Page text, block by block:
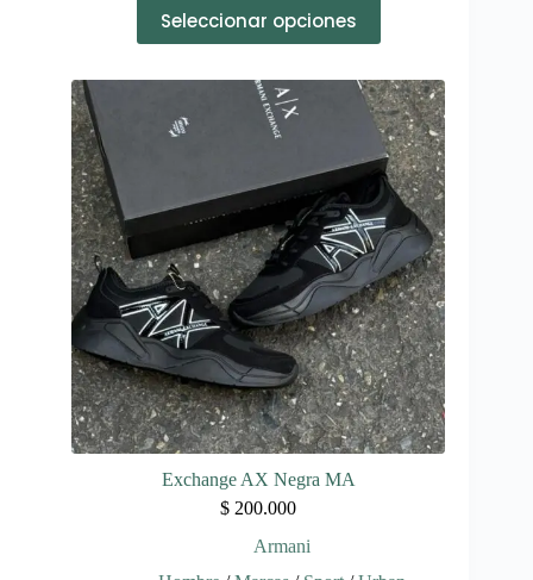
Seleccionar opciones
producto
tiene
variantes.
Las
opciones
pueden
elegir
la
página
de
producto
Exchange AX Negra MA
$ 200.000
Armani